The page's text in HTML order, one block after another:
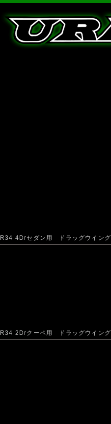
R34 4Drセダン用 ドラッグウイング
R34 2Drクーペ用 ドラッグウイング